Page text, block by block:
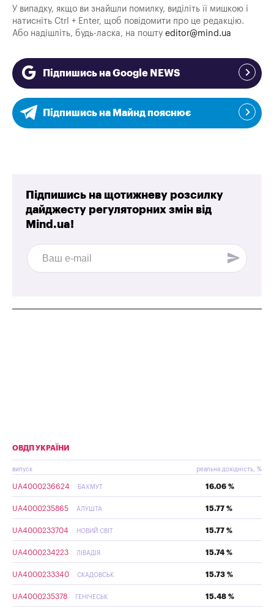
У випадку, якщо ви знайшли помилку, виділіть її мишкою і
натисніть Ctrl + Enter, щоб повідомити про це редакцію.
Або надішліть, будь-ласка, на пошту editor@mind.ua
Підпишись на Google NEWS
Підпишись на Майнд пояснює
Підпишись на щотижневу розсилку
дайджесту регуляторних змін від
Mind.ua!
ОВДП УКРАЇНИ
випуск реальна дохідність, %
UA4000236624 БАХМУТ 16.06 %
UA4000235865 АЛУШТА 15.77 %
UA4000233704 НОВИЙ СВІТ 15.77 %
UA4000234223 ЛІВАДІЯ 15.74 %
UA4000233340 СКАДОВСЬК 15.73 %
UA4000235378 ГЕНІЧЕСЬК 15.48 %